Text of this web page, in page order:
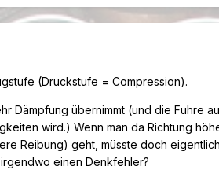
(Druckstufe = Compression).
Dämpfung übernimmt (und die Fuhre
wird.) Wenn man da Richtung
Reibung) geht, müsste doch
einen Denkfehler?